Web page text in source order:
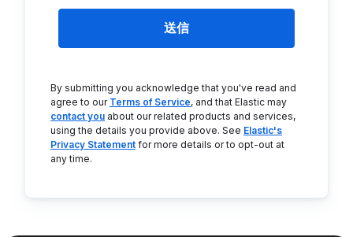
送信
By submitting you acknowledge that you've read and
agree to our Terms of Service, and that Elastic may
contact you about our related products and services,
using the details you provide above. See Elastic's
Privacy Statement for more details or to opt-out at
any time.